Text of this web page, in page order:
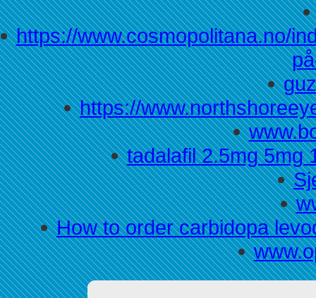
https://www.cosmopolitana.no/
https://
tadalafil 2.5mg 5mg
How to order carbidopa